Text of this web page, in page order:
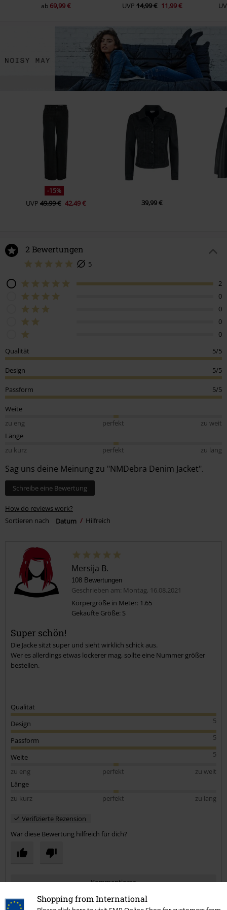
Shopping from International
ab 69,99 € UVP 14,99 € 11,99 €
-15%
UVP 49,99 € 42,49 € 39,99 €
2 Bewertungen
5
2
0
0
0
0
Qualität
5/5
Design 5/5
Passform 5/5
Weite
zu eng
perfekt
zu weit
Länge
zu kurz
perfekt zu lang
Sag uns deine Meinung zu "NMDebra Denim Jacket".
Schreibe eine Bewertung
How do reviews work?
Sortieren nach
Datum Hilfreich
Mersija B.
108 Bewertungen
Geschrieben am: Montag, 16.08.2021
Körpergröße in Meter: 1.65
Gekaufte Größe: S
Super schön!
Die Jacke sitzt super und sieht wirklich schick aus.
Wer es allerdings etwas lockerer mag, sollte eine Nummer größer
bestellen.
Qualität
5
Design
5
Passform
5
Weite
zu eng
perfekt
zu weit
Länge
zu kurz
perfekt zu lang
Verifizierte Rezension
War diese Bewertung hilfreich für dich?
Kommentieren